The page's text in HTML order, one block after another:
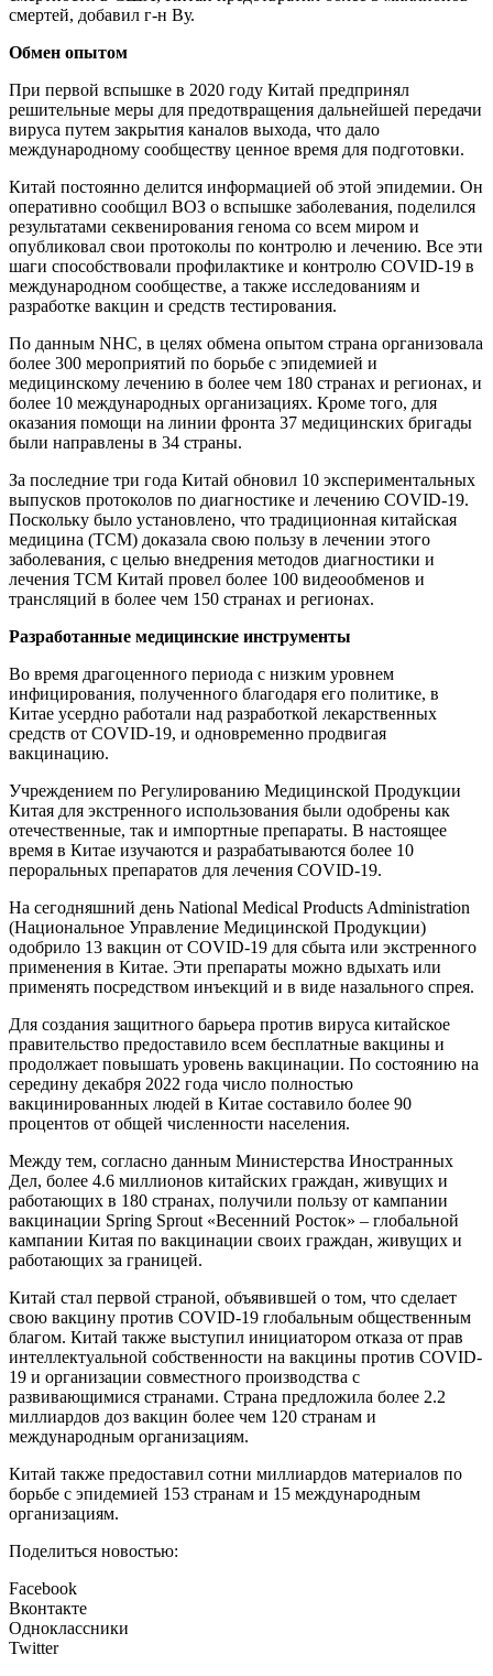
смертей, добавил г-н Ву.
Обмен опытом
При первой вспышке в 2020 году Китай предпринял
решительные меры для предотвращения дальнейшей передачи
вируса путем закрытия каналов выхода, что дало
международному сообществу ценное время для подготовки.
Китай постоянно делится информацией об этой эпидемии. Он
оперативно сообщил ВОЗ о вспышке заболевания, поделился
результатами секвенирования генома со всем миром и
опубликовал свои протоколы по контролю и лечению. Все эти
шаги способствовали профилактике и контролю COVID-19 в
международном сообществе, а также исследованиям и
разработке вакцин и средств тестирования.
По данным NHC, в целях обмена опытом страна организовала
более 300 мероприятий по борьбе с эпидемией и
медицинскому лечению в более чем 180 странах и регионах, и
более 10 международных организациях. Кроме того, для
оказания помощи на линии фронта 37 медицинских бригады
были направлены в 34 страны.
За последние три года Китай обновил 10 экспериментальных
выпусков протоколов по диагностике и лечению COVID-19.
Поскольку было установлено, что традиционная китайская
медицина (TCM) доказала свою пользу в лечении этого
заболевания, с целью внедрения методов диагностики и
лечения ТСМ Китай провел более 100 видеообменов и
трансляций в более чем 150 странах и регионах.
Разработанные медицинские инструменты
Во время драгоценного периода с низким уровнем
инфицирования, полученного благодаря его политике, в
Китае усердно работали над разработкой лекарственных
средств от COVID-19, и одновременно продвигая
вакцинацию.
Учреждением по Регулированию Медицинской Продукции
Китая для экстренного использования были одобрены как
отечественные, так и импортные препараты. В настоящее
время в Китае изучаются и разрабатываются более 10
пероральных препаратов для лечения COVID-19.
На сегодняшний день National Medical Products Administration
(Национальное Управление Медицинской Продукции)
одобрило 13 вакцин от COVID-19 для сбыта или экстренного
применения в Китае. Эти препараты можно вдыхать или
применять посредством инъекций и в виде назального спрея.
Для создания защитного барьера против вируса китайское
правительство предоставило всем бесплатные вакцины и
продолжает повышать уровень вакцинации. По состоянию на
середину декабря 2022 года число полностью
вакцинированных людей в Китае составило более 90
процентов от общей численности населения.
Между тем, согласно данным Министерства Иностранных
Дел, более 4.6 миллионов китайских граждан, живущих и
работающих в 180 странах, получили пользу от кампании
вакцинации Spring Sprout «Весенний Росток» – глобальной
кампании Китая по вакцинации своих граждан, живущих и
работающих за границей.
Китай стал первой страной, объявившей о том, что сделает
свою вакцину против COVID-19 глобальным общественным
благом. Китай также выступил инициатором отказа от прав
интеллектуальной собственности на вакцины против COVID-
19 и организации совместного производства с
развивающимися странами. Страна предложила более 2.2
миллиардов доз вакцин более чем 120 странам и
международным организациям.
Китай также предоставил сотни миллиардов материалов по
борьбе с эпидемией 153 странам и 15 международным
организациям.
Поделиться новостью:
Facebook
Вконтакте
Одноклассники
Twitter